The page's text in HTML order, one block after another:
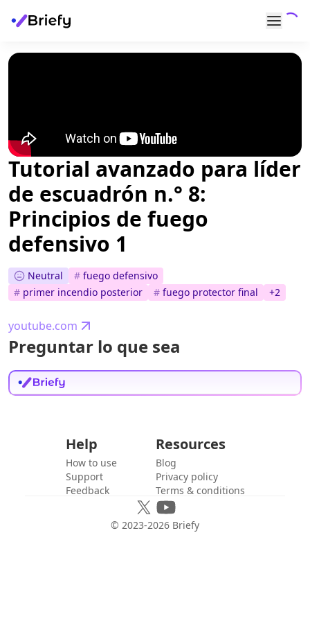
Tutorial avanzado para líder
de escuadrón n.° 8:
Principios de fuego
defensivo 1
Neutral # fuego defensivo
# primer incendio posterior # fuego protector final +2
youtube.com
Preguntar lo que sea
Help
How to use
Support
Feedback
Resources
Blog
Privacy policy
Terms & conditions
© 2023-2026 Briefy